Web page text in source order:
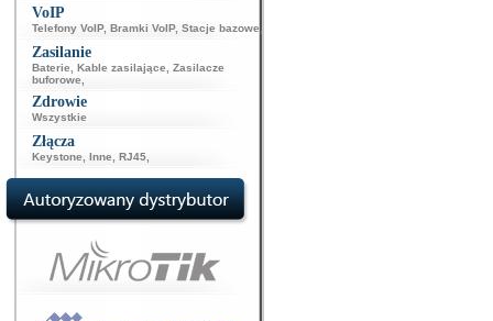
VoIP
Telefony VoIP, Bramki VoIP, Stacje bazowe
Zasilanie
Baterie Kable zasilające
Zasilacze
buforowe
Zdrowie
Wszystkie
Złącza
Keystone Inne RJ45